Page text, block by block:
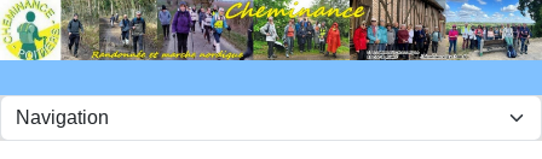
Panneau de gestion des cookies